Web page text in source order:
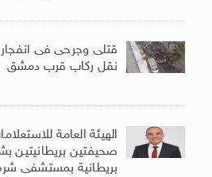
قتلى وجرحى فى
نقل ركاب قرب دمشق
الهيئة العامة
صحيفتين بريطانيتين
بريطانية بمستشفى